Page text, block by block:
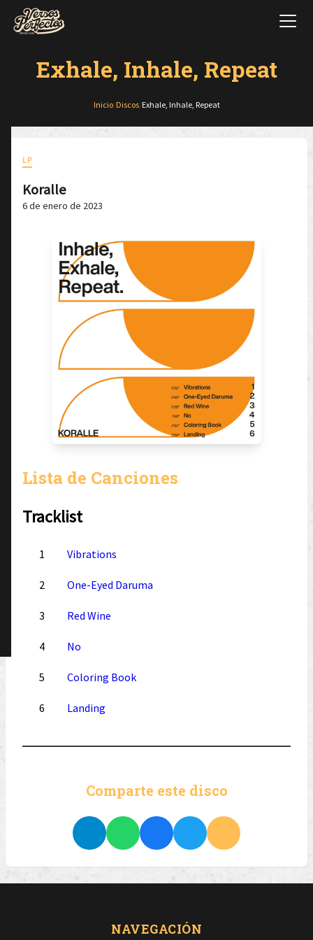
Exhale, Inhale, Repeat
Inicio/ Discos/ Exhale, Inhale, Repeat
LP
Koralle
6 de enero de 2023
Lista de Canciones
Tracklist
1 Vibrations
2 One-Eyed Daruma
3 Red Wine
4 No
5 Coloring Book
6 Landing
Comparte este disco
NAVEGACIÓN